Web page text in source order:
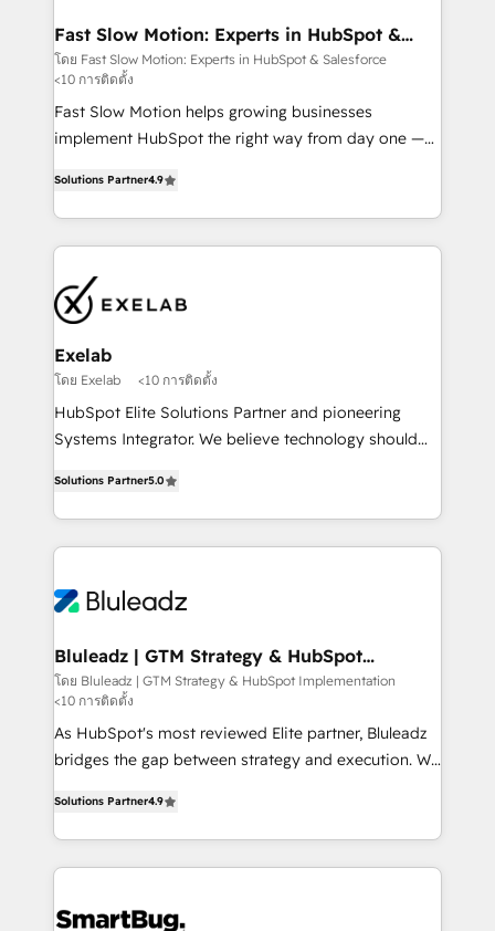
services include: - Choosing the right HubSpot
package for your business - Full CRM, Marketing, and
Sales Hub implementations - Custom dashboards
and reporting - Workflow automation and data
clean-up - Sales enablement and team training -
Leeds and London, we partner with SMEs across the
UK who are ready to turn HubSpot into the growth
engine it’s meant to be.
Fast Slow Motion: Experts in HubSpot &
Salesforce
โดย Fast Slow Motion: Experts in HubSpot & Salesforce
<10 การติดตั้ง
Fast Slow Motion helps growing businesses
implement HubSpot the right way from day one —
Highly certified in both HubSpot and Salesforce, we
bring deep experience in CRM implementation,
integrations, and data migration across modern
market and enterprise organizations, our team
combines strong technical execution with real
business perspective. Many of our consultants have
scaled businesses themselves, giving us a practical
understanding of what owners and operators need
as their systems, data, and processes evolve. Since
range of industries, including healthcare, software,
B2B services, manufacturing, financial services and
on delivering clean, scalable, AI-ready systems that
create long-term value and a consistently strong
Solutions Partner4.9
Exelab
โดย Exelab <10 การติดตั้ง
HubSpot Elite Solutions Partner and pioneering
Systems Integrator. We believe technology should
Every engagement begins with clear objectives,
customer journey mapping, and measurable KPIs.
Only then we architect solutions. The question is
outcomes to deliver. -SYSTEM INTEGRATION-
make HubSpot the operational hub, integrated with
SAP, Microsoft Dynamics, custom ERPs, and any
enterprise platform. Proprietary apps extend
HubSpot beyond standard configurations. -AI-
FIRST- AI across customer-facing operations to
unlock efficiency at scale. From predictive
intelligence to conversational AI, we turn data into
action and automation into competitive advantage.
accreditations
Solutions Partner5.0
Bluleadz | GTM Strategy & HubSpot
Implementation
โดย Bluleadz | GTM Strategy & HubSpot Implementation
<10 การติดตั้ง
As HubSpot's most reviewed Elite partner, Bluleadz
bridges the gap between strategy and execution. We
Operating System (GTM OS) to align your leadership
and engineer a portal that drives predictable
revenue velocity. 🚀 GTM Strategy & Alignment
stalling growth. Fix your ICP, Math, and Story to stop
Solutions Partner4.9